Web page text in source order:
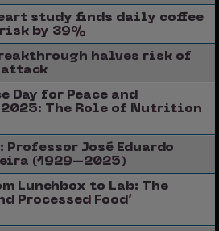
study finds daily coffee
by 39%
halves risk of
attack
Day for Peace and
2025: The Role of Nutrition
Professor José Eduardo
(1929–2025)
Lunchbox to Lab: The
Processed Food’